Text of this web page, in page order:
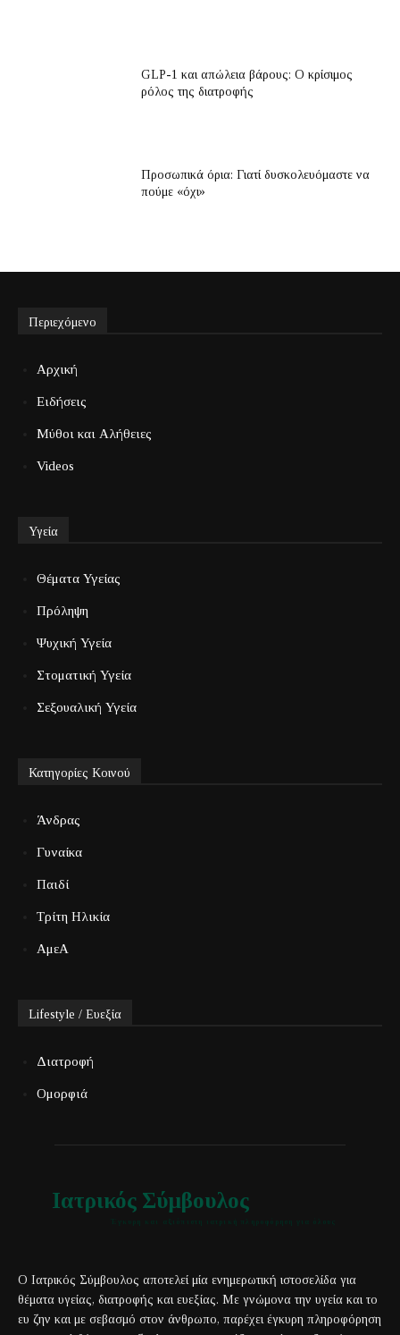
GLP-1 και απώλεια βάρους: Ο κρίσιμος
ρόλος της διατροφής
Προσωπικά όρια: Γιατί δυσκολευόμαστε να
πούμε «όχι»
Περιεχόμενο
Αρχική
Ειδήσεις
Μύθοι και Αλήθειες
Videos
Υγεία
Θέματα Υγείας
Πρόληψη
Ψυχική Υγεία
Στοματική Υγεία
Σεξουαλική Υγεία
Κατηγορίες Κοινού
Άνδρας
Γυναίκα
Παιδί
Τρίτη Ηλικία
ΑμεΑ
Lifestyle / Ευεξία
Διατροφή
Ομορφιά
Ιατρικός Σύμβουλος
Ο Ιατρικός Σύμβουλος αποτελεί μία ενημερωτική ιστοσελίδα για
θέματα υγείας, διατροφής και ευεξίας. Με γνώμονα την υγεία και το
ευ ζην και με σεβασμό στον άνθρωπο, παρέχει έγκυρη πληροφόρηση